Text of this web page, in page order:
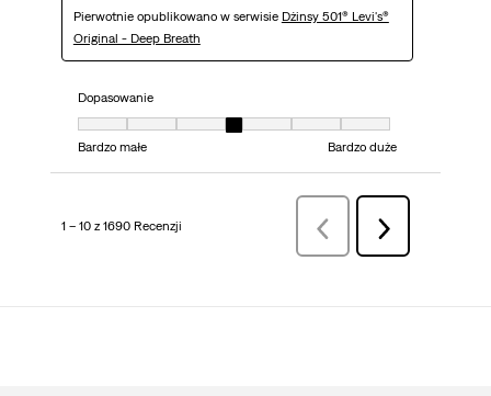
Pierwotnie opublikowano w serwisie Dżinsy 501® Levi's®
Original - Deep Breath
Dopasowanie
Dopasowanie, 4 z 7, gdzie 1 jest równe Bardzo małe i 7 jest równe Bardzo
Bardzo małe
Bardzo duże
1 – 10 z 1690 Recenzji WsteczRecenzji
Dalej
Recenzji